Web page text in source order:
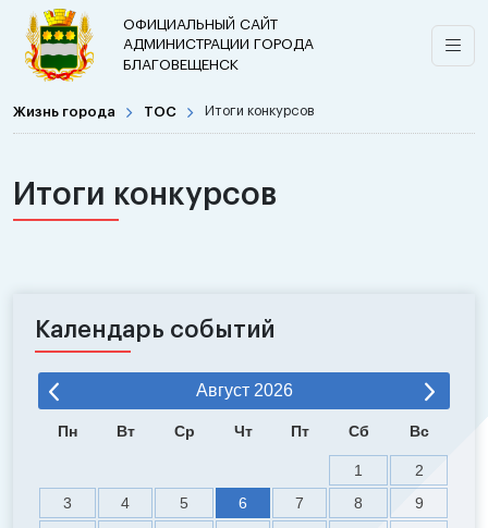
ОФИЦИАЛЬНЫЙ САЙТ
АДМИНИСТРАЦИИ ГОРОДА
БЛАГОВЕЩЕНСК
Жизнь города ТОС Итоги конкурсов
Итоги конкурсов
Календарь событий
Август 2026
Пн Вт Ср Чт Пт Сб Вс
1
2
3
4 5 6 7 8
9